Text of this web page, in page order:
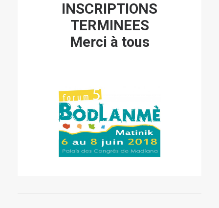
INSCRIPTIONS
TERMINEES
Merci à tous